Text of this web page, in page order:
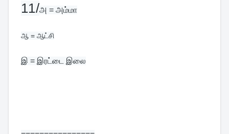
11/அ = அம்மா
ஆ = ஆட்சி
இ = இரட்டை இலை